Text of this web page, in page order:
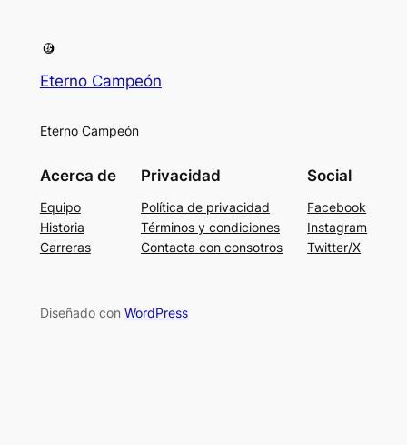
Eterno Campeón
Eterno Campeón
Acerca de
Equipo
Historia
Carreras
Privacidad
Política de privacidad
Términos y condiciones
Contacta con consotros
Social
Facebook
Instagram
Twitter/X
Diseñado con WordPress